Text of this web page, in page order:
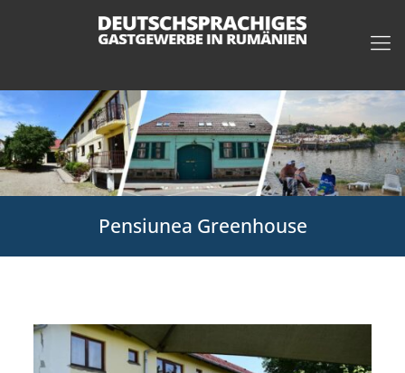
Pensiunea Greenhouse